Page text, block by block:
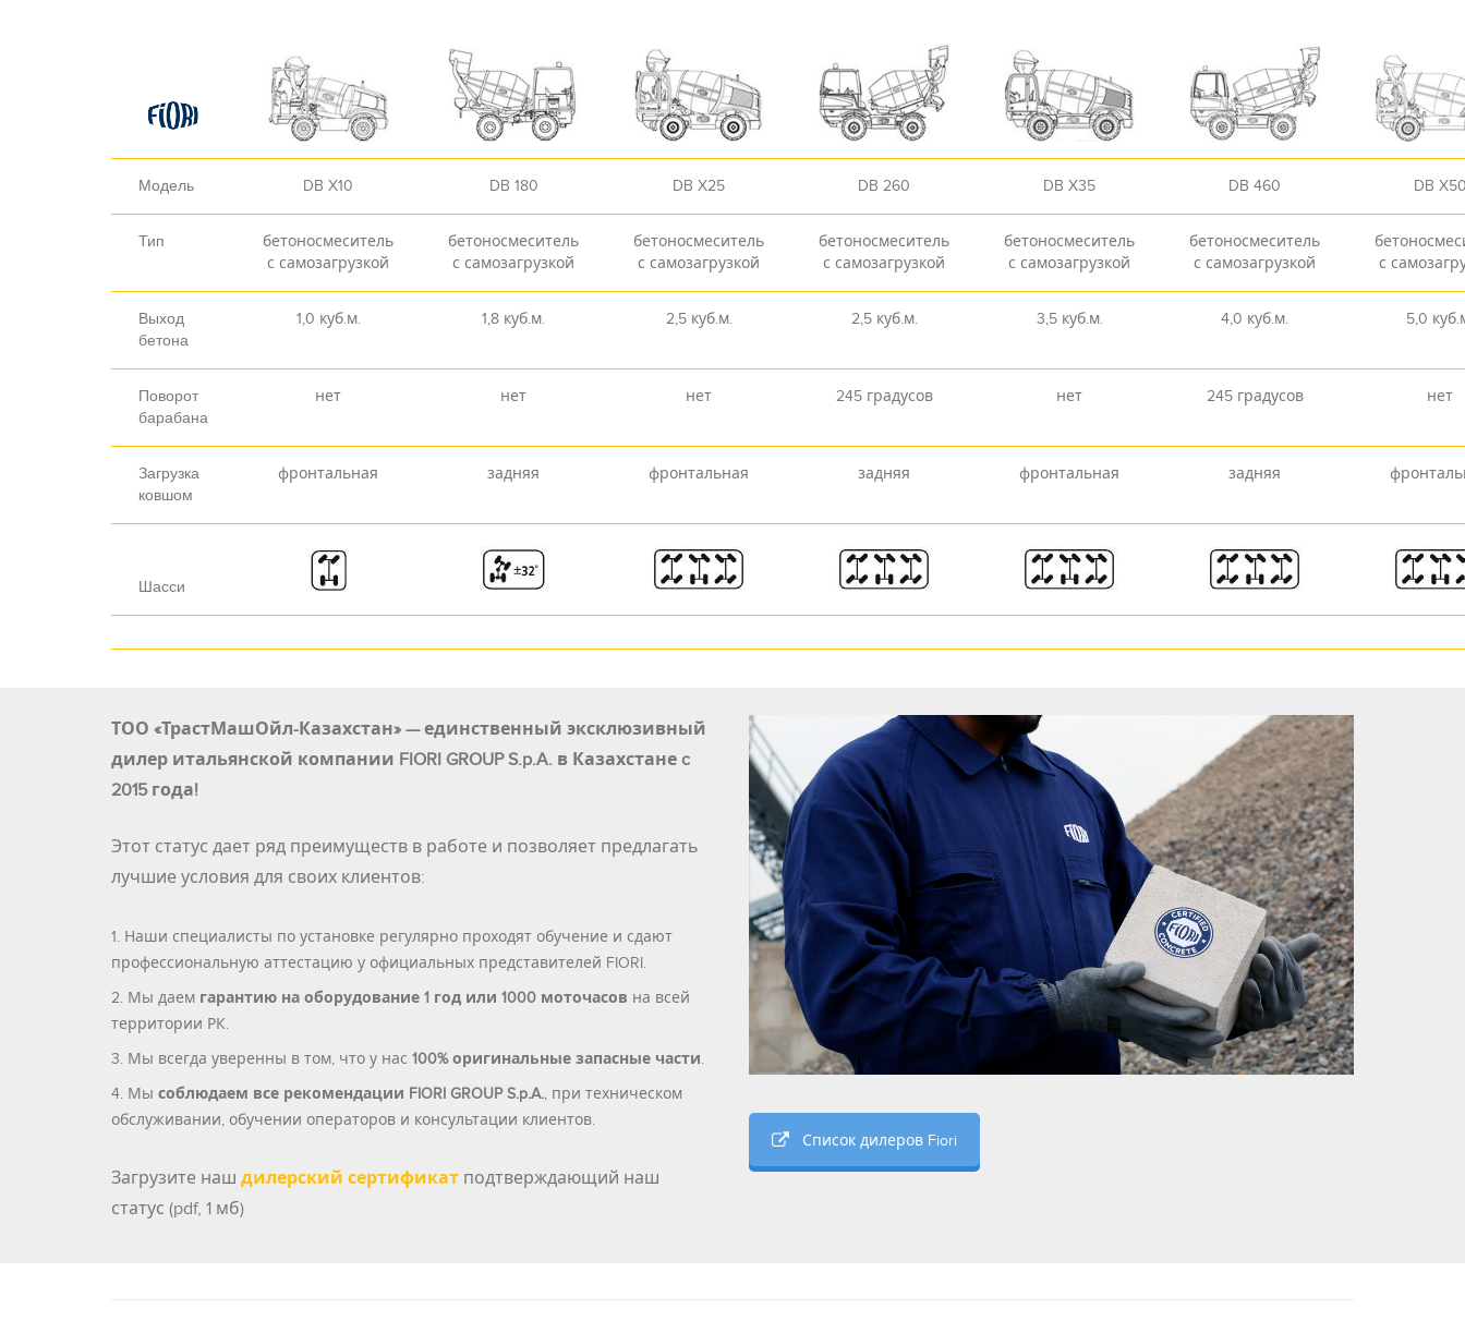
Модель DB X10 DB 180 DB X25 DB 260 DB X35 DB 460 DB
Тип
бетоносмеситель
с самозагрузкой
бетоносмеситель
с самозагрузкой
бетоносмеситель
с самозагрузкой
бетоносмеситель
с самозагрузкой
бетоносмеситель
с самозагрузкой
бетоносмеситель
с самозагрузкой
с
Выход
бетона
1,0 куб.м. 1,8 куб.м. 2,5 куб.м. 2,5 куб.м. 3,5 куб.м. 4,0 куб.м. 5,0
Поворот
барабана
нет нет нет 245 градусов нет 245 градусов нет
Загрузка
ковшом
фронтальная задняя фронтальная задняя фронтальная задняя
Шасси
ТОО «ТрастМашОйл-Казахстан» — единственный эксклюзивный
дилер итальянской компании FIORI GROUP S.p.A. в Казахстане c
2015 года!
Этот статус дает ряд преимуществ в работе и позволяет предлагать
лучшие условия для своих клиентов:
Наши специалисты по установке регулярно проходят обучение и сдают
профессиональную аттестацию у официальных представителей FIORI.
Мы даем гарантию на оборудование 1 год или 1000 моточасов на всей
территории РК.
Мы всегда уверенны в том, что у нас 100% оригинальные запасные части.
Мы соблюдаем все рекомендации FIORI GROUP S.p.A., при техническом
обслуживании, обучении операторов и консультации клиентов.
Загрузите наш дилерский сертификат подтверждающий наш
статус (pdf, 1 мб)
Список дилеров Fiori